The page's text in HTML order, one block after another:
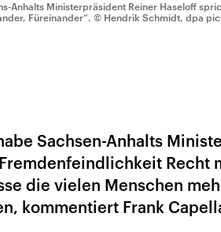
Anhalts Ministerpräsident Reiner Haseloff
Füreinander“. © Hendrik Schmidt, dpa
Sachsen-Anhalts
Recht
die vielen Menschen
kommentiert Frank